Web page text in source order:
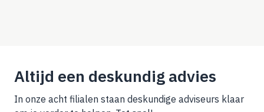
Altijd een deskundig advies
In onze acht filialen staan deskundige adviseurs klaar